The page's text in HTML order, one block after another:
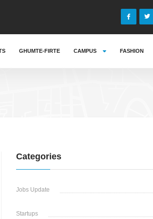
GHUMTE-FIRTE CAMPUS FASHION
Categories
Jobs Update
Startups